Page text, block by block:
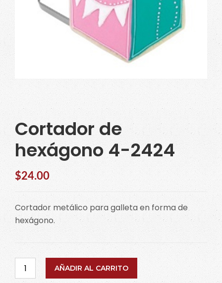
Cortador de
hexágono 4-2424
$24.00
Cortador metálico para galleta en forma de
hexágono.
Cortador
de
AÑADIR AL CARRITO